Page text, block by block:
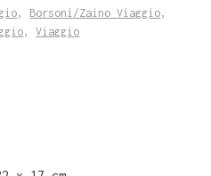
, Borsoni/Zaino Viaggio,
,Viaggio